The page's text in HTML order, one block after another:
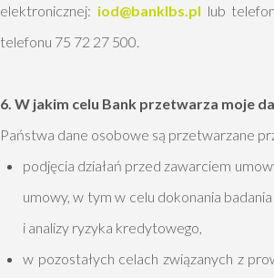
elektronicznej: iod@banklbs.pl lub
telefonu 75 72 27 500.
6. W jakim celu Bank przetwarza moje
Państwa dane osobowe są przetwarzane
podjęcia działań przed zawarciem
umowy, w tym w celu dokonania
i analizy ryzyka kredytowego,
w pozostałych celach związanych z